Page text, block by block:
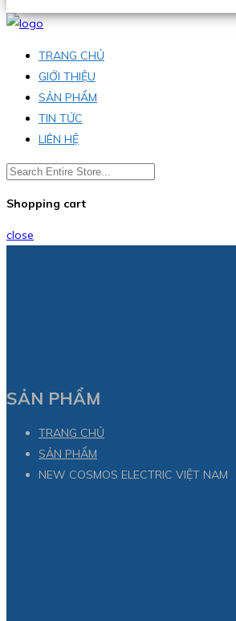
TRANG CHỦ
GIỚI THIỆU
SẢN PHẨM
TIN TỨC
LIÊN HỆ
Shopping cart
close
SẢN PHẨM
TRANG CHỦ
SẢN PHẨM
NEW COSMOS ELECTRIC VIỆT NAM